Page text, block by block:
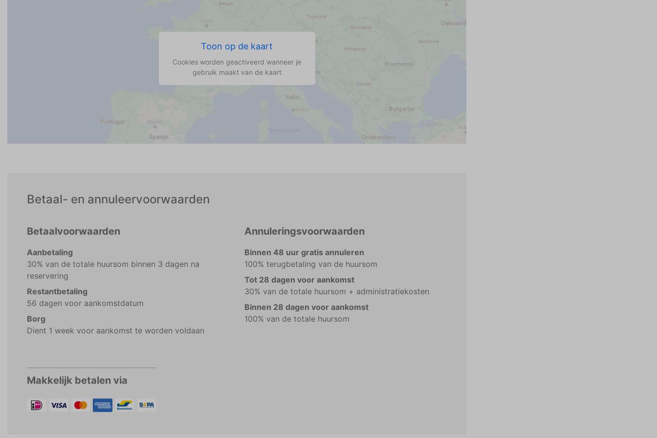
einiges an Elektrogeräten. Die Anlage ist nicht sehr
gepflegt und man wird auch dazu aufgefordert die
Mülltonnen nach Plan vorne an die Straße zu stellen.
Der Strand ist Fußläufig zu erreichen. Restaurants,
Imbiß, Eis und ein kleines Lebensmittelgeschäft sind
in unmittelbare Nähe. Ebenso Fahrradverleih.Alles in
Toon op de kaart
Cookies worden geactiveerd wanneer je
gebruik maakt van de kaart
Betaal- en annuleervoorwaarden
Betaalvoorwaarden
Aanbetaling
30% van de totale huursom binnen 3 dagen na
reservering
Restantbetaling
56 dagen voor aankomstdatum
Borg
Dient 1 week voor aankomst te worden voldaan
Annuleringsvoorwaarden
Binnen 48 uur gratis annuleren
100% terugbetaling van de huursom
Tot 28 dagen voor aankomst
30% van de totale huursom + administratiekosten
Binnen 28 dagen voor aankomst
100% van de totale huursom
Makkelijk betalen via